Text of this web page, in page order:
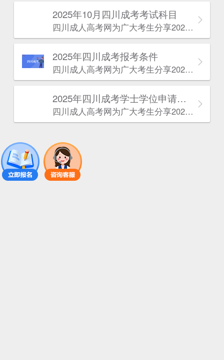
2025年10月四川成考考试科目
四川成人高考网​为广大考生分享2025年10月四川成考考试科目。为广大在职人员和社会人士提供学历提升的机会。更多四川成考考试信息，欢迎在线访问四川成人高考网。
2025年‌‌‌‌四川成考报考条件
四川成人高考网​为广大考生分享2025年‌‌‌‌四川成考报考条件。为广大在职人员和社会人士提供学历提升的机会。更多四川成考考试信息，欢迎在线访问四川成人高考网。
2025年‌‌‌‌四川成考学士学位申请条件
四川成人高考网​为广大考生分享2025年‌‌‌‌四川成考学士学位申请条件。为广大在职人员和社会人士提供学历提升的机会。更多四川成考考试信息，欢迎在线访问四川成人高考网。